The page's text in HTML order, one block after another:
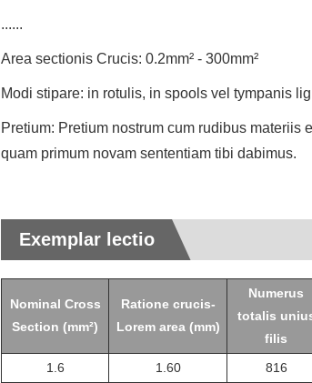
......
Area sectionis Crucis: 0.2mm² - 300mm²
Modi stipare: in rotulis, in spools vel tympanis
Pretium: Pretium nostrum cum rudibus materiis
quam primum novam sententiam tibi dabimus.
Exemplar lectio
Nominal Cross
Section (mm²)
Ratione crucis-
Lorem area (mm)
Numerus
totalis
filis
1.6 1.60 816